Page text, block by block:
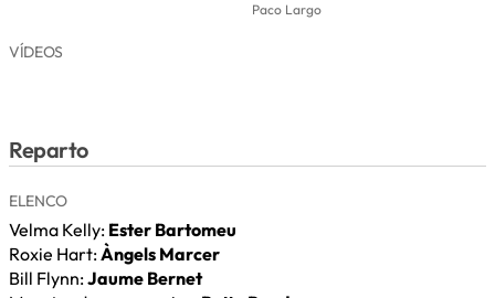
Paco Largo
VÍDEOS
Reparto
ELENCO
Velma Kelly: Ester Bartomeu
Roxie Hart:Àngels Marcer
Bill Flynn:Jaume Bernet